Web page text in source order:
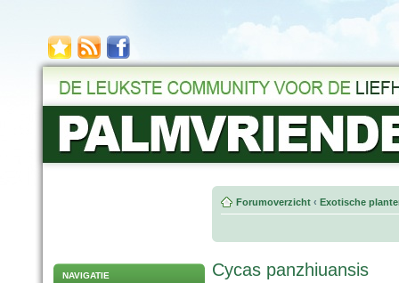
NAVIGATIE
Forumoverzicht ‹ Exotische
Cycas panzhiuansis